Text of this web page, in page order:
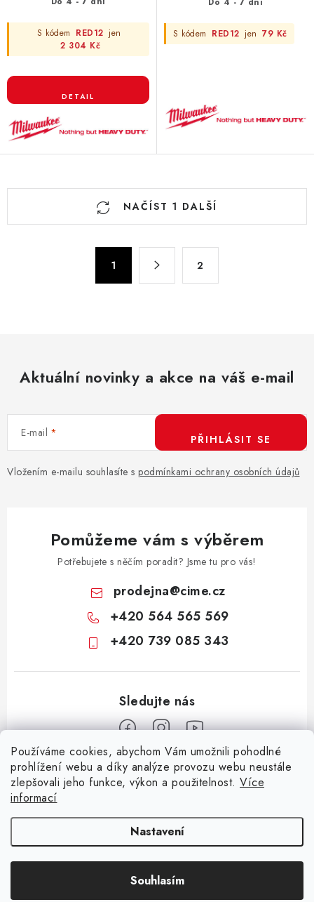
Používáme cookies, abychom Vám umožnili pohodlné
prohlížení webu a díky analýze provozu webu neustále
zlepšovali jeho funkce, výkon a použitelnost. Více
informací
Nastavení
Souhlasím
S kódem RED12 jen
2 304 Kč
S kódem RED12 jen 79 Kč
O
y
ý
p
NAČÍST 1 DALŠÍ
1 2
Aktuální novinky a akce na váš e-mail
E-mail
Vložením e-mailu souhlasíte s podmínkami ochrany osobních údajů
PŘIHLÁSIT SE
Pomůžeme vám s výběrem
Potřebujete s něčím poradit? Jsme tu pro vás!
prodejna@cime.cz
+420 564 565 569
+420 739 085 343
Informace pro vás
Billy Goat Walker
Zemědělská technika Komunální technika
CIME SHOP . Všechna práva vyhrazena.